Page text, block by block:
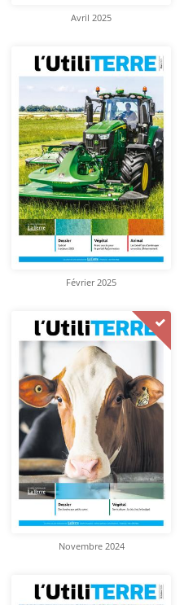
Avril 2025
Février 2025
Novembre 2024